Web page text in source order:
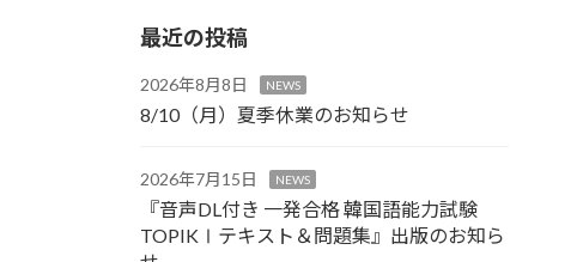
最近の投稿
2026年8月8日 NEWS
8/10（月）夏季休業のお知らせ
2026年7月15日 NEWS
『音声DL付き 一発合格 韓国語能力試験
TOPIKⅠテキスト＆問題集』出版のお知ら